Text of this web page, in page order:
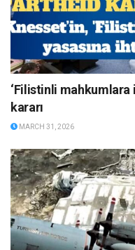
‘Filistinli mahkumlara
kararı
MARCH 31, 2026